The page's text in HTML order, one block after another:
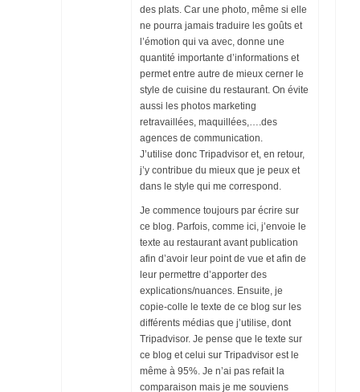
des plats. Car une photo, même si elle
ne pourra jamais traduire les goûts et
l’émotion qui va avec, donne une
quantité importante d’informations et
permet entre autre de mieux cerner le
style de cuisine du restaurant. On évite
aussi les photos marketing
retravaillées, maquillées,….des
agences de communication.
J’utilise donc Tripadvisor et, en retour,
j’y contribue du mieux que je peux et
dans le style qui me correspond.
Je commence toujours par écrire sur
ce blog. Parfois, comme ici, j’envoie le
texte au restaurant avant publication
afin d’avoir leur point de vue et afin de
leur permettre d’apporter des
explications/nuances. Ensuite, je
copie-colle le texte de ce blog sur les
différents médias que j’utilise, dont
Tripadvisor. Je pense que le texte sur
ce blog et celui sur Tripadvisor est le
même à 95%. Je n’ai pas refait la
comparaison mais je me souviens